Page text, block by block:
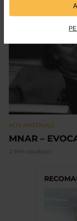
ALTE MATERIALE
MNAR –
2.949 vizualizari